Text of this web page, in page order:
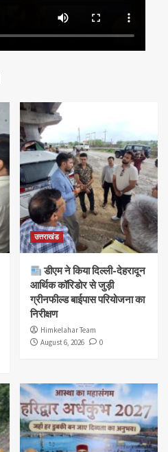
उत्तराखंड
डीएम ने किया दिल्ली-देहरादून
आर्थिक कॉरिडोर से जुड़ी
ग्रीनफील्ड बाईपास परियोजना का
निरीक्षण
Himkelahar Team
August 6, 2026
0